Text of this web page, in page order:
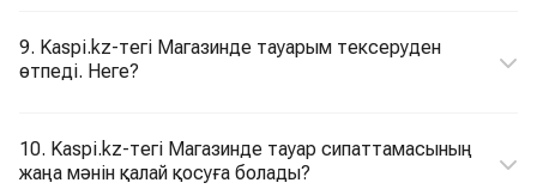
9. Kaspi.kz-тегі Магазинде тауарым тексеруден
өтпеді. Неге?
10. Kaspi.kz-тегі Магазинде тауар сипаттамасының
жаңа мәнін қалай қосуға болады?